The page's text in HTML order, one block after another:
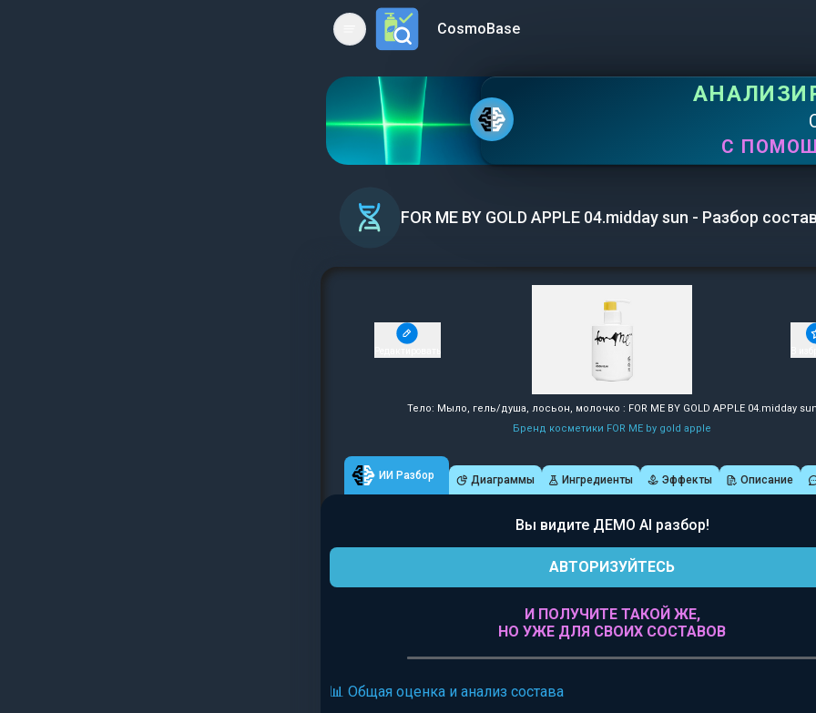
Open main menuCosmoBase
С
FOR ME BY GOLD APPLE 04.midday sun - Разбор
Тело: Мыло, гель/душа, лосьон, молочко : FOR ME BY GOLD APPLE 04.midday sun
Бренд косметики FOR ME by gold apple
ИИ Разбор Диаграммы Ингредиенты Эффекты Описание
Вы видите ДЕМО AI разбор!
АВТОРИЗУЙТЕСЬ
И ПОЛУЧИТЕ ТАКОЙ ЖЕ,
НО УЖЕ ДЛЯ СВОИХ СОСТАВОВ
📊 Общая оценка и анализ состава